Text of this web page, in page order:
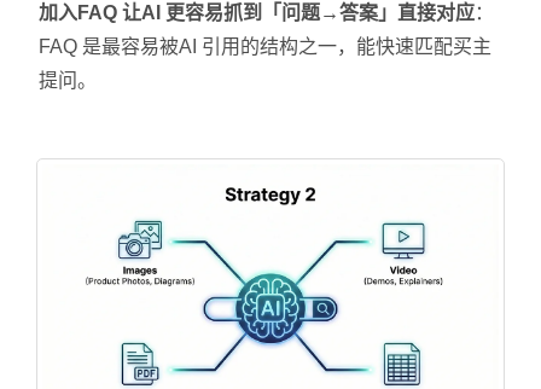
加入FAQ 让AI 更容易抓到「问题→答案」直接对应：
FAQ 是最容易被AI 引用的结构之一，能快速匹配买主
提问。